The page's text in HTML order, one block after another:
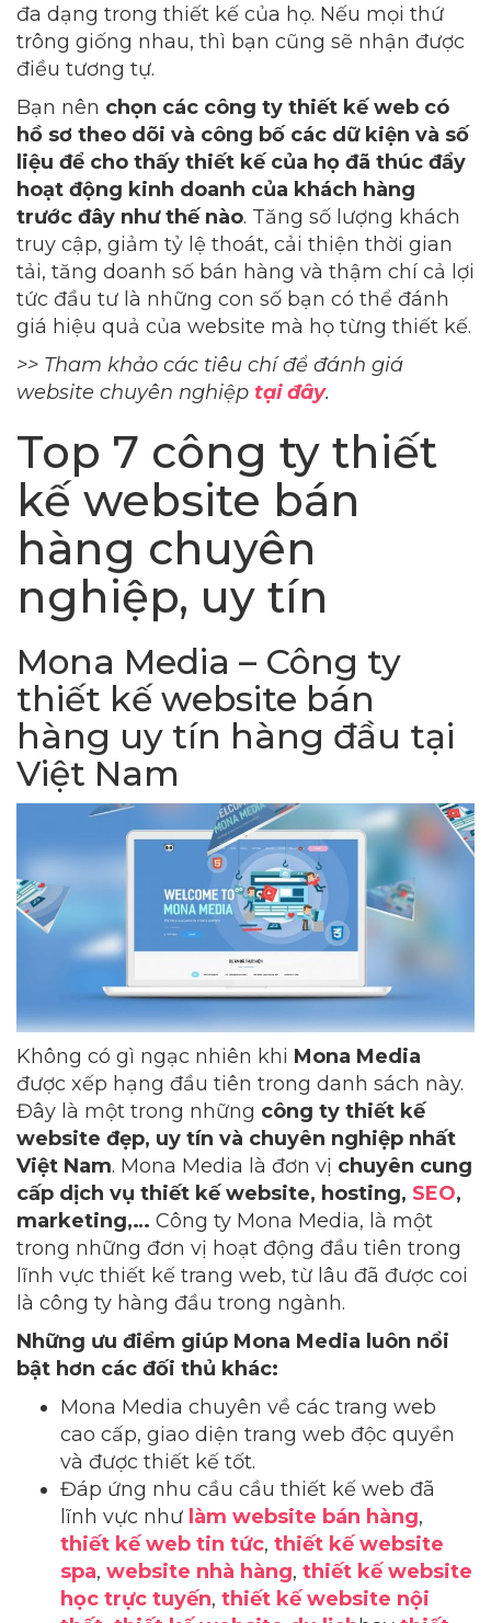
đa dạng trong thiết kế của họ. Nếu mọi thứ
trông giống nhau, thì bạn cũng sẽ nhận được
điều tương tự.
Bạn nên chọn các công ty thiết kế web có
hồ sơ theo dõi và công bố các dữ kiện và số
liệu để cho thấy thiết kế của họ đã thúc đẩy
hoạt động kinh doanh của khách hàng
trước đây như thế nào. Tăng số lượng khách
truy cập, giảm tỷ lệ thoát, cải thiện thời gian
tải, tăng doanh số bán hàng và thậm chí cả lợi
tức đầu tư là những con số bạn có thể đánh
giá hiệu quả của website mà họ từng thiết kế.
>> Tham khảo các tiêu chí để đánh giá
website chuyên nghiệp tại đây.
Top 7 công ty thiết
kế website bán
hàng chuyên
nghiệp, uy tín
Mona Media – Công ty
thiết kế website bán
hàng uy tín hàng đầu tại
Việt Nam
Không có gì ngạc nhiên khi Mona Media
được xếp hạng đầu tiên trong danh sách này.
Đây là một trong những công ty thiết kế
website đẹp, uy tín và chuyên nghiệp nhất
Việt Nam. Mona Media là đơn vị chuyên cung
cấp dịch vụ thiết kế website, hosting, SEO,
marketing,… Công ty Mona Media, là một
trong những đơn vị hoạt động đầu tiên trong
lĩnh vực thiết kế trang web, từ lâu đã được coi
là công ty hàng đầu trong ngành.
Những ưu điểm giúp Mona Media luôn nổi
bật hơn các đối thủ khác:
Mona Media chuyên về các trang web
cao cấp, giao diện trang web độc quyền
và được thiết kế tốt.
Đáp ứng nhu cầu cầu thiết kế web đã
lĩnh vực như làm website bán hàng,
thiết kế web tin tức, thiết kế website
spa, website nhà hàng, thiết kế website
học trực tuyến, thiết kế website nội